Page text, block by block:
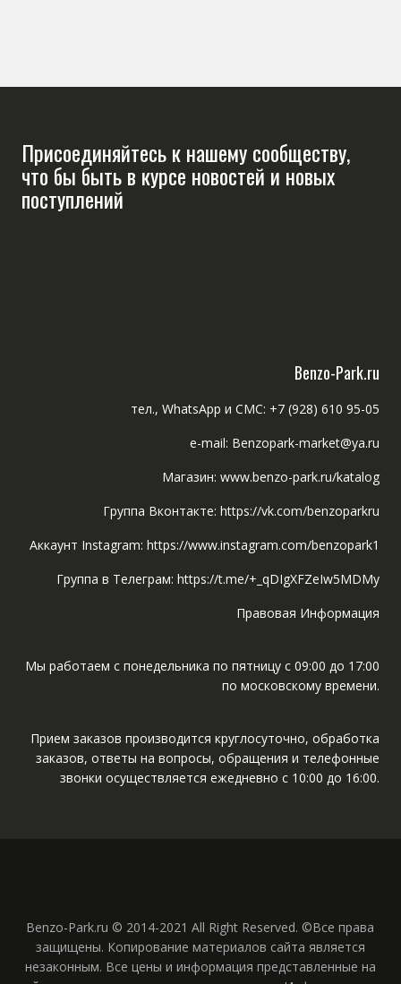
Присоединяйтесь к нашему сообществу,
что бы быть в курсе новостей и новых
поступлений
Benzo-Park.ru
тел., WhatsApp и СМС: +7 (928) 610 95-05
e-mail: Benzopark-market@ya.ru
Магазин: www.benzo-park.ru/katalog
Группа Вконтакте: https://vk.com/benzoparkru
Аккаунт Instagram: https://www.instagram.com/benzopark1
Группа в Телеграм: https://t.me/+_qDIgXFZeIw5MDMy
Правовая Информация
Мы работаем с понедельника по пятницу с 09:00 до 17:00
по московскому времени.
Прием заказов производится круглосуточно, обработка
заказов, ответы на вопросы, обращения и телефонные
звонки осуществляется ежедневно с 10:00 до 16:00.
Benzo-Park.ru © 2014-2021 All Right Reserved. ©Все права
защищены. Копирование материалов сайта является
незаконным. Все цены и информация представленные на